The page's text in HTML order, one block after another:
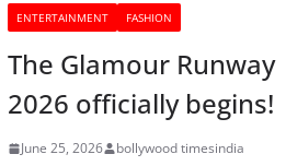
ENTERTAINMENT FASHION
The Glamour Runway
2026 officially begins!
June 25, 2026 bollywood timesindia